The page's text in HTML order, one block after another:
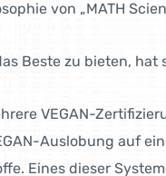
von „MATH
Beste zu bieten,
VEGAN-
Auslobung auf
Eines dieser